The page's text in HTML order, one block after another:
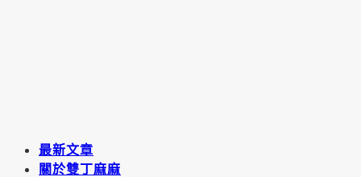
最新文章
關於雙丁麻麻